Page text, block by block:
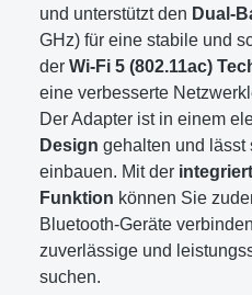
und unterstützt den Dual-
GHz) für eine stabile und
der Wi-Fi 5 (802.11ac)
eine verbesserte
Der Adapter ist in einem
Design gehalten und lässt
einbauen. Mit der
Funktion können Sie
Bluetooth-Geräte
zuverlässige und
suchen.